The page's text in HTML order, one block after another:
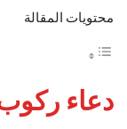
محتويات المقالة
دعاء